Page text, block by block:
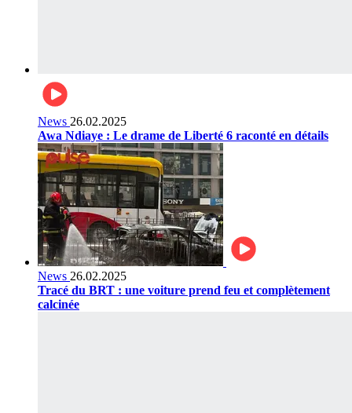
News 26.02.2025
Awa Ndiaye : Le drame de Liberté 6 raconté en détails
News 26.02.2025
Tracé du BRT : une voiture prend feu et complètement
calcinée